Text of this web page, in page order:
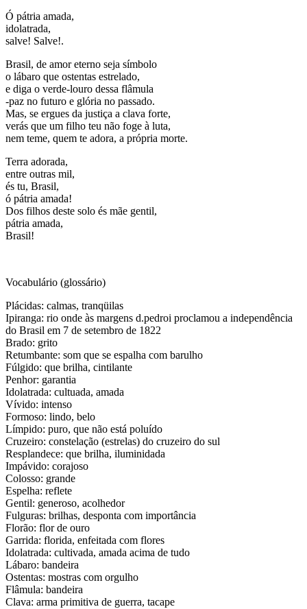
Ó pátria amada,
idolatrada,
salve! Salve!.
Brasil, de amor eterno seja símbolo
o lábaro que ostentas estrelado,
e diga o verde-louro dessa flâmula
-paz no futuro e glória no passado.
Mas, se ergues da justiça a clava forte,
verás que um filho teu não foge à luta,
nem teme, quem te adora, a própria morte.
Terra adorada,
entre outras mil,
és tu, Brasil,
ó pátria amada!
Dos filhos deste solo és mãe gentil,
pátria amada,
Brasil!
Vocabulário (glossário)
Plácidas: calmas, tranqüilas
Ipiranga: rio onde às margens d.pedroi proclamou a independência
do Brasil em 7 de setembro de 1822
Brado: grito
Retumbante: som que se espalha com barulho
Fúlgido: que brilha, cintilante
Penhor: garantia
Idolatrada: cultuada, amada
Vívido: intenso
Formoso: lindo, belo
Límpido: puro, que não está poluído
Cruzeiro: constelação (estrelas) do cruzeiro do sul
Resplandece: que brilha, iluminidada
Impávido: corajoso
Colosso: grande
Espelha: reflete
Gentil: generoso, acolhedor
Fulguras: brilhas, desponta com importância
Florão: flor de ouro
Garrida: florida, enfeitada com flores
Idolatrada: cultivada, amada acima de tudo
Lábaro: bandeira
Ostentas: mostras com orgulho
Flâmula: bandeira
Clava: arma primitiva de guerra, tacape